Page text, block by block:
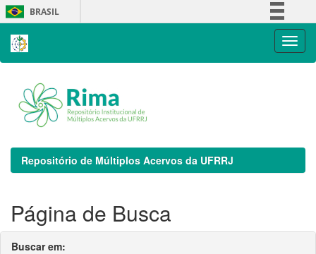
Skip
navigation
BRASIL
Repositório de Múltiplos Acervos da UFRRJ
Página de Busca
Buscar em: